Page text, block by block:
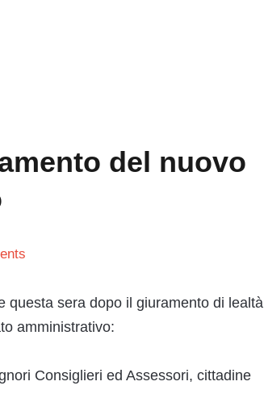
del nuovo
questa sera dopo il giuramento di lealtà
amministrativo:
Consiglieri ed Assessori, cittadine